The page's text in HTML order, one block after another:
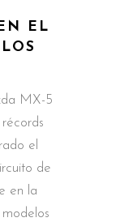
EL
MX-5
el
de
en la